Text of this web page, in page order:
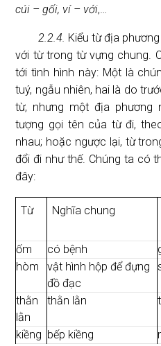
cúi – gối, ví – với,…
2.2.4. Kiểu từ địa
với từ trong từ vựng chung.
tới tình hình này: Một là
tuý, ngẫu nhiên, hai là do
từ, nhưng một địa phương
tượng gọi tên của từ đi,
nhau; hoặc ngược lại, từ
đổi đi như thế. Chúng ta có
đây:
Từ Nghĩa chung
ốm
có bệnh
hòm
vật hình hộp để đựng
đồ đạc
thằn
lằn
thằn lằn
kiềng bếp kiềng